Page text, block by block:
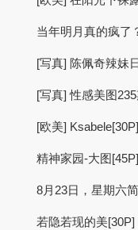
当年明月真的疯了
[写真] 陈佩奇辣妹
[写真] 性感美图
[欧美] Ksabele[30P]
精神家园-大图[45P]
8月23日，星期六
若隐若现的美[30P]